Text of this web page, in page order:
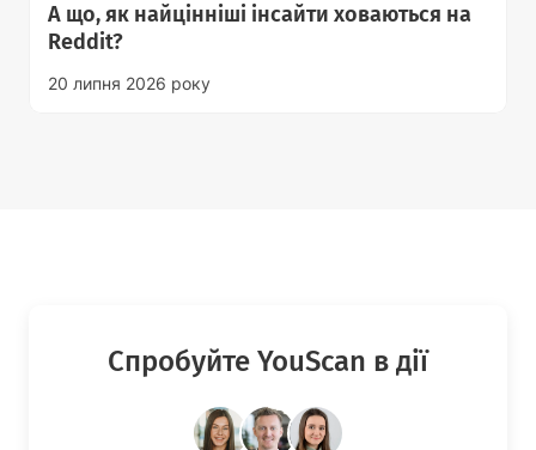
А що, як найцінніші інсайти ховаються на
Reddit?
20 липня 2026 року
Спробуйте YouScan в дії